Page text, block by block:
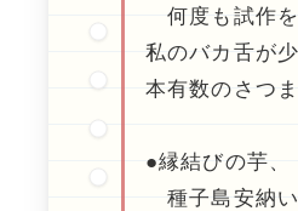
何度も試作
私のバカ舌が
本有数のさつ
●縁結びの芋、
種子島安納